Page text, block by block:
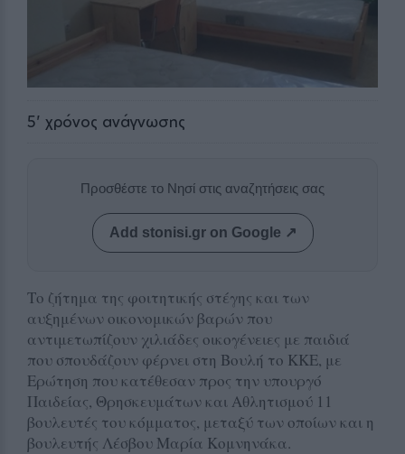
5' χρόνος ανάγνωσης
Προσθέστε το Νησί στις αναζητήσεις σας
Add stonisi.gr on Google ↗
Το ζήτημα της φοιτητικής στέγης και των
αυξημένων οικονομικών βαρών που
αντιμετωπίζουν χιλιάδες οικογένειες με παιδιά
που σπουδάζουν φέρνει στη Βουλή το ΚΚΕ, με
Ερώτηση που κατέθεσαν προς την υπουργό
Παιδείας, Θρησκευμάτων και Αθλητισμού 11
βουλευτές του κόμματος, μεταξύ των οποίων και η
βουλευτής Λέσβου Μαρία Κομνηνάκα.